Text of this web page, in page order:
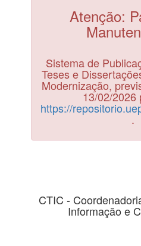
Atenção:
Sistema de
Teses e
Modernização,
13/02/2026
https://
.
CTIC -
Informação e